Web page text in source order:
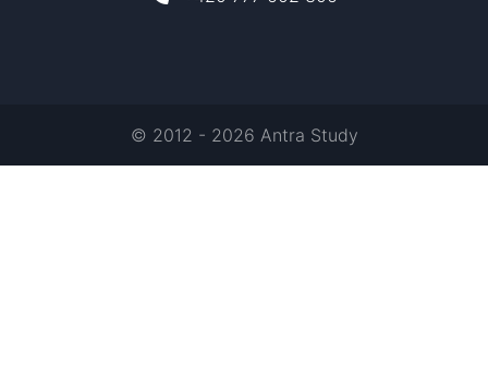
© 2012 - 2026 Antra Study